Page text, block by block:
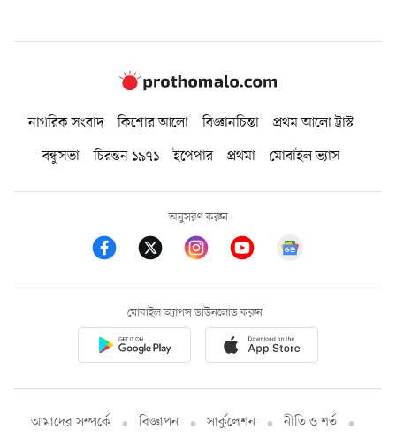
নাগরিক সংবাদ কিশোর আলো বিজ্ঞানচিন্তা
প্রথম আলো ট্রাস্ট
বন্ধুসভা
চিরন্তন ১৯৭১ ইপেপার প্রথমা মোবাইল ভ্যাস
অনুসরণ করুন
মোবাইল অ্যাপস ডাউনলোড করুন
আমাদের সম্পর্কে বিজ্ঞাপন সার্কুলেশন নীতি ও শর্ত